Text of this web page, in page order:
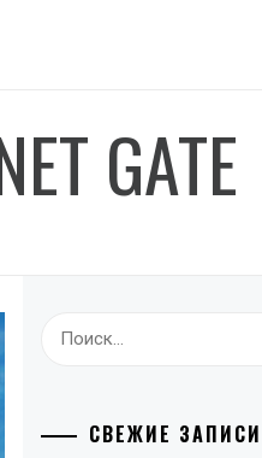
GATE
Найти:
СВЕЖИЕ ЗАПИСИ